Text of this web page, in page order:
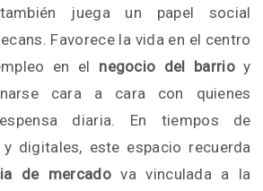
juega un papel social
Favorece la vida en el centro
en el negocio del barrioy
cara a cara con quienes
diaria. En tiempos de
digitales, este espacio recuerda
de mercado va vinculada a la